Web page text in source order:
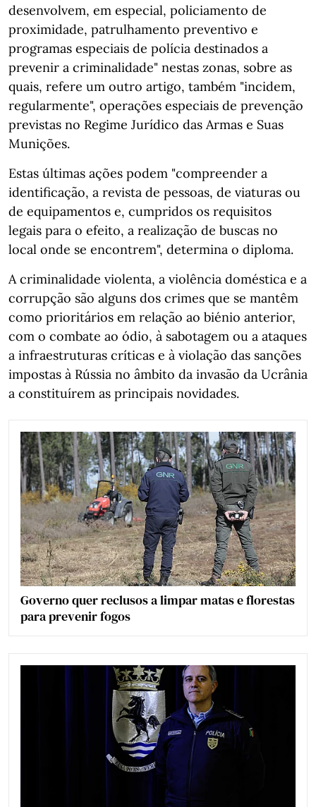
desenvolvem, em especial, policiamento de
proximidade, patrulhamento preventivo e
programas especiais de polícia destinados a
prevenir a criminalidade" nestas zonas, sobre as
quais, refere um outro artigo, também "incidem,
regularmente", operações especiais de prevenção
previstas no Regime Jurídico das Armas e Suas
Munições.
Estas últimas ações podem "compreender a
identificação, a revista de pessoas, de viaturas ou
de equipamentos e, cumpridos os requisitos
legais para o efeito, a realização de buscas no
local onde se encontrem", determina o diploma.
A criminalidade violenta, a violência doméstica e a
corrupção são alguns dos crimes que se mantêm
como prioritários em relação ao biénio anterior,
com o combate ao ódio, à sabotagem ou a ataques
a infraestruturas críticas e à violação das sanções
impostas à Rússia no âmbito da invasão da Ucrânia
a constituírem as principais novidades.
Governo quer reclusos a limpar matas e florestas
para prevenir fogos